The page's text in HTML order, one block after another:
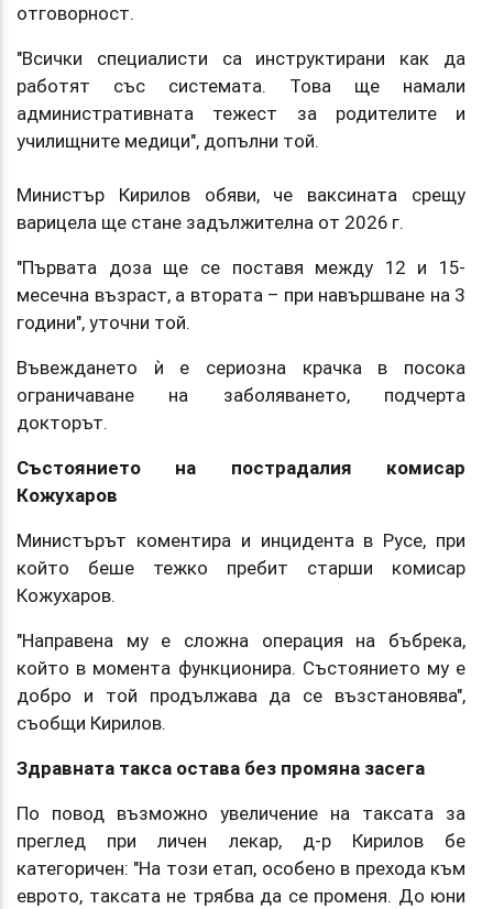
отговорност.
"Всички специалисти са инструктирани как да
работят със системата. Това ще намали
административната тежест за родителите и
училищните медици", допълни той.
Министър Кирилов обяви, че ваксината срещу
варицела ще стане задължителна от 2026 г.
"Първата доза ще се поставя между 12 и 15-
месечна възраст, а втората – при навършване на 3
години", уточни той.
Въвеждането ѝ е сериозна крачка в посока
ограничаване на заболяването, подчерта
докторът.
Състоянието на пострадалия комисар
Кожухаров
Министърът коментира и инцидента в Русе, при
който беше тежко пребит старши комисар
Кожухаров.
"Направена му е сложна операция на бъбрека,
който в момента функционира. Състоянието му е
добро и той продължава да се възстановява",
съобщи Кирилов.
Здравната такса остава без промяна засега
По повод възможно увеличение на таксата за
преглед при личен лекар, д-р Кирилов бе
категоричен: "На този етап, особено в прехода към
еврото, таксата не трябва да се променя. До юни